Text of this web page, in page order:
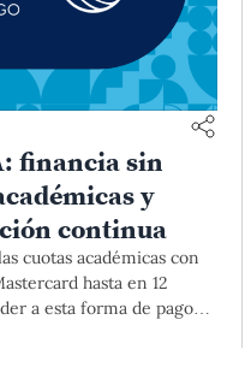
financia sin
y
continua
cuotas académicas con
hasta en 12
a esta forma de pago
pregrado y posgrado,